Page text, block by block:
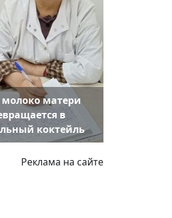
молоко матери
в
коктейль
Реклама на сайте